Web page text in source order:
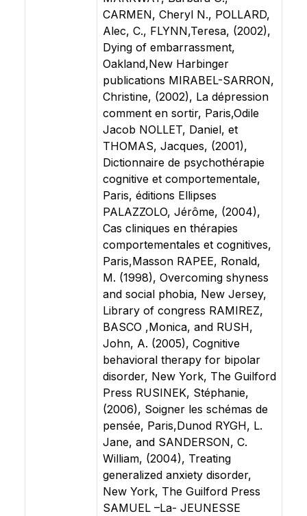
CARMEN, Cheryl N., POLLARD,
Alec, C., FLYNN,Teresa, (2002),
Dying of embarrassment,
Oakland,New Harbinger
publications MIRABEL-SARRON,
Christine, (2002), La dépression
comment en sortir, Paris,Odile
Jacob NOLLET, Daniel, et
THOMAS, Jacques, (2001),
Dictionnaire de psychothérapie
cognitive et comportementale,
Paris, éditions Ellipses
PALAZZOLO, Jérôme, (2004),
Cas cliniques en thérapies
comportementales et cognitives,
Paris,Masson RAPEE, Ronald,
M. (1998), Overcoming shyness
and social phobia, New Jersey,
Library of congress RAMIREZ,
BASCO ,Monica, and RUSH,
John, A. (2005), Cognitive
behavioral therapy for bipolar
disorder, New York, The Guilford
Press RUSINEK, Stéphanie,
(2006), Soigner les schémas de
pensée, Paris,Dunod RYGH, L.
Jane, and SANDERSON, C.
William, (2004), Treating
generalized anxiety disorder,
New York, The Guilford Press
SAMUEL –La- JEUNESSE